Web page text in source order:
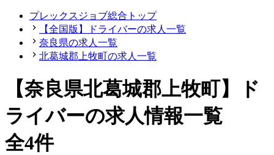
プレックスジョブ総合トップ
【全国版】ドライバーの求人一覧
奈良県の求人一覧
北葛城郡上牧町の求人一覧
【奈良県北葛城郡上牧町】ド
ライバーの求人情報一覧
全4件